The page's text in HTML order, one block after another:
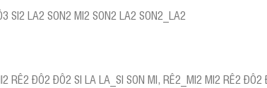
SI2 LA2 SON2 MI2 SON2 LA2 SON2_LA2
RÊ2 ĐÔ2 ĐÔ2 SI LA LA_SI SON MI, RÊ2_MI2 MI2 RÊ2